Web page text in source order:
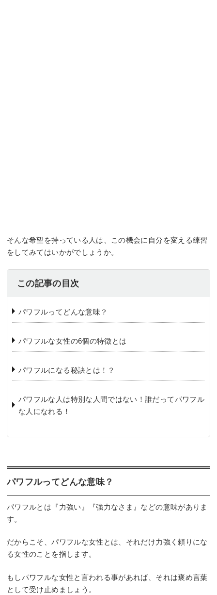
そんな希望を持っている人は、この機会に自分を変える練習
をしてみてはいかがでしょうか。
この記事の目次
パワフルってどんな意味？
パワフルな女性の6個の特徴とは
パワフルになる秘訣とは！？
パワフルな人は特別な人間ではない！誰だってパワフル
な人になれる！
パワフルってどんな意味？
パワフルとは『力強い』『強力なさま』などの意味がありま
す。
だからこそ、パワフルな女性とは、それだけ力強く頼りにな
る女性のことを指します。
もしパワフルな女性と言われる事があれば、それは褒め言葉
として受け止めましょう。